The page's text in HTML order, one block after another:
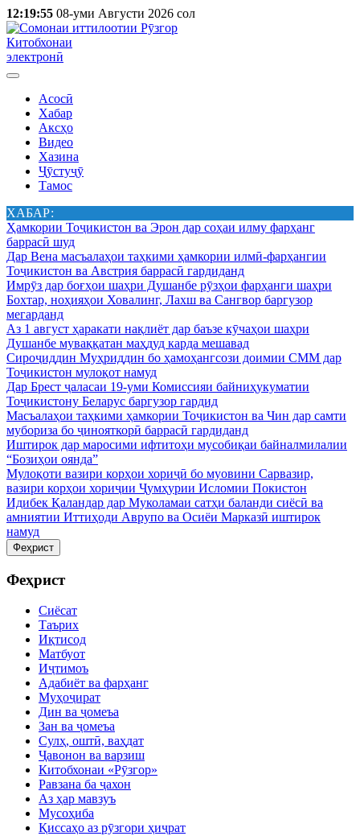
12:19:55 08-уми Августи 2026 сол
Китобхонаи
электронӣ
Асосӣ
Хабар
Аксҳо
Видео
Хазина
Ҷӯстуҷӯ
Тамос
ХАБАР:
Ҳамкории Тоҷикистон ва Эрон дар соҳаи илму фарҳанг
баррасӣ шуд
Дар Вена масъалаҳои таҳкими ҳамкории илмӣ-фарҳангии
Тоҷикистон ва Австрия баррасӣ гардиданд
Имрӯз дар боғҳои шаҳри Душанбе рӯзҳои фарҳанги шаҳри
Бохтар, ноҳияҳои Ховалинг, Лахш ва Сангвор баргузор
мегарданд
Аз 1 август ҳаракати нақлиёт дар баъзе кӯчаҳои шаҳри
Душанбе муваққатан маҳдуд карда мешавад
Сироҷиддин Муҳриддин бо ҳамоҳангсози доимии СММ дар
Тоҷикистон мулоқот намуд
Дар Брест ҷаласаи 19-уми Комиссияи байниҳукуматии
Тоҷикистону Беларус баргузор гардид
Масъалаҳои таҳкими ҳамкории Тоҷикистон ва Чин дар самти
мубориза бо ҷинояткорӣ баррасӣ гардиданд
Иштирок дар маросими ифтитоҳи мусобиқаи байналмилалии
“Бозиҳои оянда”
Мулоқоти вазири корҳои хориҷӣ бо муовини Сарвазир,
вазири корҳои хориҷии Ҷумҳурии Исломии Покистон
Идибек Қаландар дар Муколамаи сатҳи баланди сиёсӣ ва
амниятии Иттиҳоди Аврупо ва Осиёи Марказӣ иштирок
намуд
Феҳрист
Феҳрист
Сиёсат
Таърих
Иқтисод
Матбуот
Иҷтимоъ
Адабиёт ва фарҳанг
Муҳоҷират
Дин ва ҷомеъа
Зан ва ҷомеъа
Сулҳ, оштӣ, ваҳдат
Ҷавонон ва варзиш
Китобхонаи «Рӯзгор»
Равзана ба ҷахон
Аз ҳар мавзуъ
Мусоҳиба
Қиссаҳо аз рӯзгори ҳиҷрат